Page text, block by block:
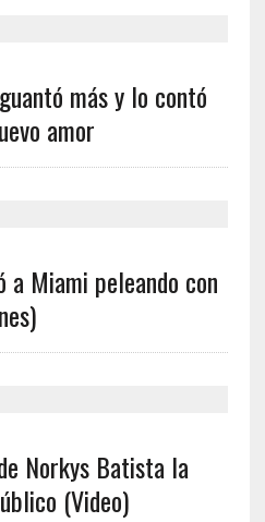
más y lo contó
amor
Miami peleando con
Norkys Batista la
(Video)